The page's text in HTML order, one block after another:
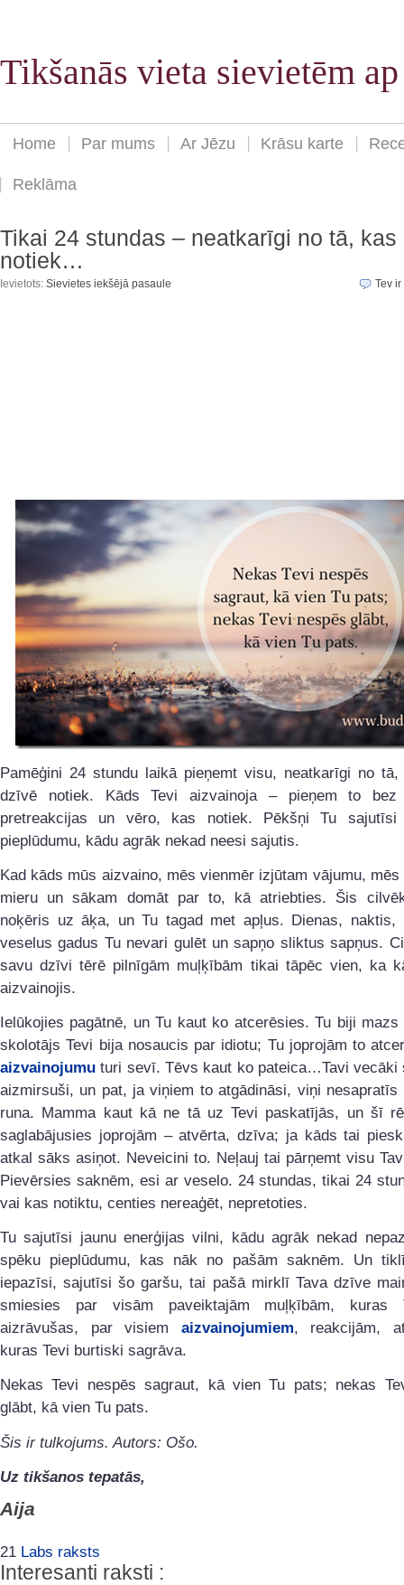
Tikšanās vieta sievietēm
Home Par mums Ar Jēzu Krāsu karte
Reklāma
Tikai 24 stundas – neatkarīgi no tā, kas
notiek…
Ievietots: Sievietes iekšējā pasaule Tev ir
Pamēģini 24 stundu laikā pieņemt visu, neatkarīgi no tā,
dzīvē notiek. Kāds Tevi aizvainoja – pieņem to bez
pretreakcijas un vēro, kas notiek. Pēkšņi Tu sajutīsi
pieplūdumu, kādu agrāk nekad neesi sajutis.
Kad kāds mūs aizvaino, mēs vienmēr izjūtam vājumu, mēs
mieru un sākam domāt par to, kā atriebties. Šis
noķēris uz āķa, un Tu tagad met apļus. Dienas, naktis,
veselus gadus Tu nevari gulēt un sapņo sliktus sapņus.
savu dzīvi tērē pilnīgām muļķībām tikai tāpēc vien, ka
aizvainojis.
Ielūkojies pagātnē, un Tu kaut ko atcerēsies. Tu biji mazs
skolotājs Tevi bija nosaucis par idiotu; Tu joprojām to
aizvainojumu turi sevī. Tēvs kaut ko pateica…Tavi vecāki
aizmirsuši, un pat, ja viņiem to atgādināsi, viņi nesapratīs
runa. Mamma kaut kā ne tā uz Tevi paskatījās, un šī
saglabājusies joprojām – atvērta, dzīva; ja kāds tai
atkal sāks asiņot. Neveicini to. Neļauj tai pārņemt visu
Pievērsies saknēm, esi ar veselo. 24 stundas, tikai 24
vai kas notiktu, centies nereaģēt, nepretoties.
Tu sajutīsi jaunu enerģijas vilni, kādu agrāk nekad
spēku pieplūdumu, kas nāk no pašām saknēm. Un
iepazīsi, sajutīsi šo garšu, tai pašā mirklī Tava dzīve
smiesies par visām paveiktajām muļķībām, kuras
aizrāvušas, par visiem aizvainojumiem, reakcijām,
kuras Tevi burtiski sagrāva.
Nekas Tevi nespēs sagraut, kā vien Tu pats; nekas
glābt, kā vien Tu pats.
Šis ir tulkojums. Autors: Ošo.
Uz tikšanos tepatās,
Aija
21 Labs raksts
Interesanti raksti :